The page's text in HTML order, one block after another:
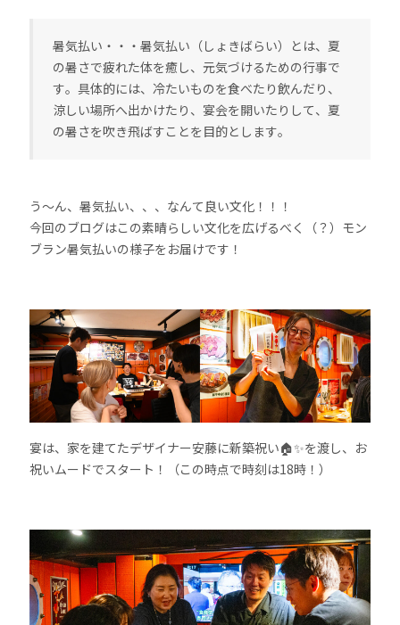
暑気払い・・・暑気払い（しょきばらい）とは、夏
の暑さで疲れた体を癒し、元気づけるための行事で
す。具体的には、冷たいものを食べたり飲んだり、
涼しい場所へ出かけたり、宴会を開いたりして、夏
の暑さを吹き飛ばすことを目的とします。
う〜ん、暑気払い、、、なんて良い文化！！！
今回のブログはこの素晴らしい文化を広げるべく（？）モン
ブラン暑気払いの様子をお届けです！
宴は、家を建てたデザイナー安藤に新築祝い🏠✨を渡し、お
祝いムードでスタート！（この時点で時刻は18時！）